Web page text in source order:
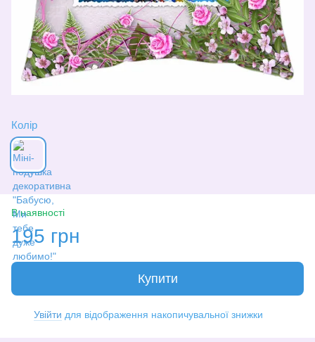
Колір
В наявності
195 грн
Купити
Увійти для відображення накопичувальної знижки